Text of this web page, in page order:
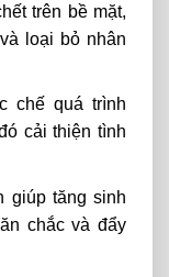
trên bề mặt,
loại bỏ nhân
chế quá trình
cải thiện tình
giúp tăng sinh
chắc và đẩy